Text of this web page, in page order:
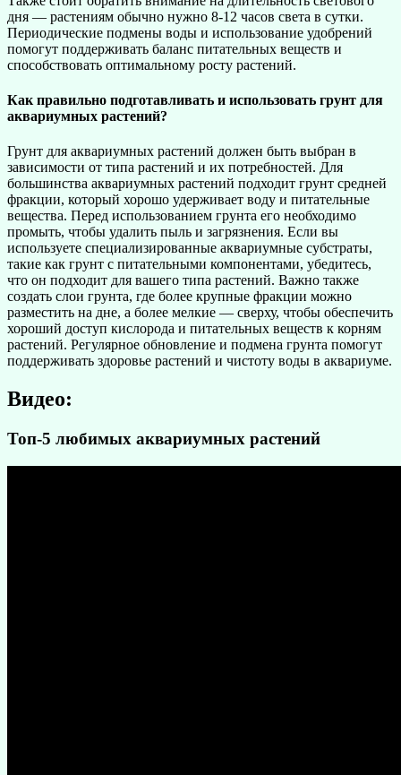
дня — растениям обычно нужно 8-12 часов света в сутки.
Периодические подмены воды и использование удобрений
помогут поддерживать баланс питательных веществ и
способствовать оптимальному росту растений.
Как правильно подготавливать и использовать грунт для
аквариумных растений?
Грунт для аквариумных растений должен быть выбран в
зависимости от типа растений и их потребностей. Для
большинства аквариумных растений подходит грунт средней
фракции, который хорошо удерживает воду и питательные
вещества. Перед использованием грунта его необходимо
промыть, чтобы удалить пыль и загрязнения. Если вы
используете специализированные аквариумные субстраты,
такие как грунт с питательными компонентами, убедитесь,
что он подходит для вашего типа растений. Важно также
создать слои грунта, где более крупные фракции можно
разместить на дне, а более мелкие — сверху, чтобы обеспечить
хороший доступ кислорода и питательных веществ к корням
растений. Регулярное обновление и подмена грунта помогут
поддерживать здоровье растений и чистоту воды в аквариуме.
Видео:
Топ-5 любимых аквариумных растений